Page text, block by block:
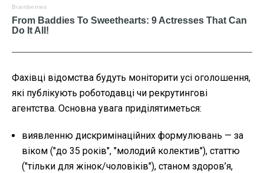
Фахівці відомства будуть моніторити усі оголошення,
які публікують роботодавці чи рекрутингові
агентства. Основна увага приділятиметься:
виявленню дискримінаційних формулювань — за
віком ("до 35 років", "молодий колектив"), статтю
("тільки для жінок/чоловіків"), станом здоров’я,